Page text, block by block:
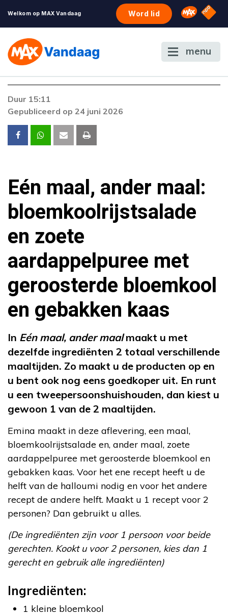
Welkom op MAX Vandaag Word lid Omroep
NPO
menu
Duur 15:11
Gepubliceerd op 24 juni 2026
Eén maal, ander maal:
bloemkoolrijstsalade
en zoete
aardappelpuree met
geroosterde bloemkool
en gebakken kaas
In Eén maal, ander maalmaakt u met
dezelfde ingrediënten 2 totaal verschillende
maaltijden. Zo maakt u de producten op en
u bent ook nog eens goedkoper uit. En runt
u een tweepersoonshuishouden, dan kiest u
gewoon 1 van de 2 maaltijden.
Emina maakt in deze aflevering, een maal,
bloemkoolrijstsalade en, ander maal, zoete
aardappelpuree met geroosterde bloemkool en
gebakken kaas. Voor het ene recept heeft u de
helft van de halloumi nodig en voor het andere
recept de andere helft. Maakt u 1 recept voor 2
personen? Dan gebruikt u alles.
(De ingrediënten zijn voor 1 persoon voor beide
gerechten. Kookt u voor 2 personen, kies dan 1
gerecht en gebruik alle ingrediënten)
Ingrediënten:
1 kleine bloemkool